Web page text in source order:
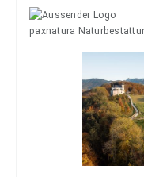
paxnatura